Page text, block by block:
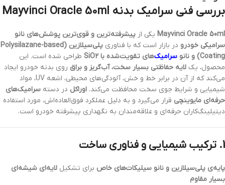
بررسی فنی سرامیک بدنه Mayvinci Oracle 50ml
Mayvinci Oracle 50ml یکی از پیشرفته‌ترین و قوی‌ترین پوشش‌های نانو
سرامیکی خودرو در بازار است که با فناوری
پلی‌سیلازین (Polysilazane-based
Coating) و نانو
سرامیک‌های تقویت‌شده با SiO2
طراحی شده است. این
محصول، یک لایه حفاظتی بسیار سخت، آب‌گریز و براق روی بدنه خودرو ایجاد
می‌کند که از آن در برابر خط و خش، آلودگی‌های محیطی، اشعه UV، مواد
شیمیایی و شرایط جوی سخت محافظت می‌کند. اوراکل در دسته سرامیک‌های
حرفه‌ای مایوینچی قرار می‌گیرد و به دلیل عملکرد فوق‌العاده‌اش، مورد استفاده
دیتیلینگ‌کاران حرفه‌ای و علاقه‌مندان به نگهداری پیشرفته خودرو است.
1. ترکیب شیمیایی و فناوری ساخت
پایه‌ی پلی‌سیلازین و نانو سیلیکات‌های خاص برای تشکیل لایه‌ای شیشه‌ای
بسیار مقاوم